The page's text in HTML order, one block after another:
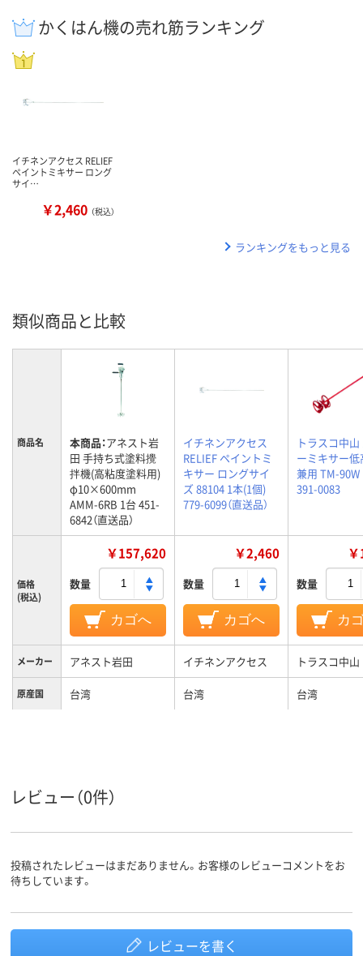
かくはん機の売れ筋ランキング
イチネンアクセス RELIEF
ペイントミキサー ロング
サイ…
￥2,460 （税込）
ランキングをもっと見る
類似商品と比較
商品名 本商品：アネスト岩
田 手持ち式塗料攪
拌機(高粘度塗料用)
φ10×600mm
AMM-6RB 1台 451-
6842（直送品）
イチネンアクセス
RELIEF ペイントミ
キサー ロングサイ
ズ 88104 1本(1個)
779-6099（直送品）
トラスコ中
ーミキサー
兼用 TM-90W
391-0083
価格
(税込)
￥157,620
数量
カゴへ
￥2,460
数量
カゴへ
数量
カ
メーカー アネスト岩田 イチネンアクセス トラスコ中山
原産国 台湾 台湾 台湾
レビュー（0件）
投稿されたレビューはまだありません。お客様のレビューコメントをお
待ちしています。
レビューを書く